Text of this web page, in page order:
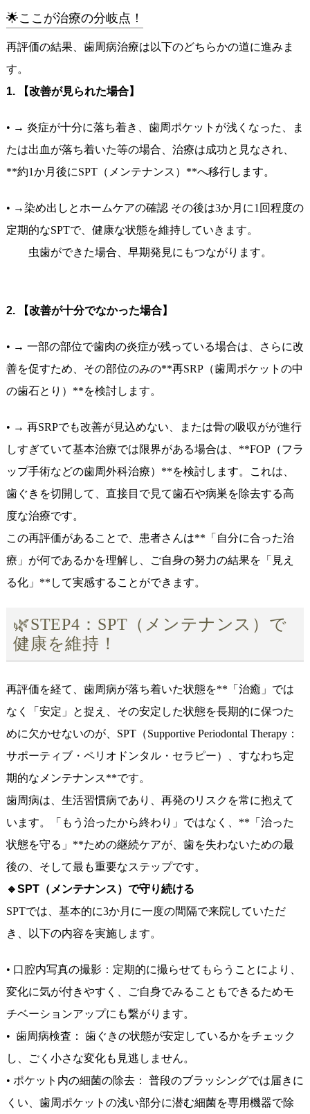
🌟ここが治療の分岐点！
再評価の結果、歯周病治療は以下のどちらかの道に進みま
す。
1. 【改善が見られた場合】
• → 炎症が十分に落ち着き、歯周ポケットが浅くなった、ま
たは出血が落ち着いた等の場合、治療は成功と見なされ、
**約1か月後にSPT（メンテナンス）**へ移行します。
• →染め出しとホームケアの確認 その後は3か月に1回程度の
定期的なSPTで、健康な状態を維持していきます。
虫歯ができた場合、早期発見にもつながります。
2. 【改善が十分でなかった場合】
• → 一部の部位で歯肉の炎症が残っている場合は、さらに改
善を促すため、その部位のみの**再SRP（歯周ポケットの中
の歯石とり）**を検討します。
• → 再SRPでも改善が見込めない、または骨の吸収がが進行
しすぎていて基本治療では限界がある場合は、**FOP（フラ
ップ手術などの歯周外科治療）**を検討します。これは、
歯ぐきを切開して、直接目で見て歯石や病巣を除去する高
度な治療です。
この再評価があることで、患者さんは**「自分に合った治
療」が何であるかを理解し、ご自身の努力の結果を「見え
る化」**して実感することができます。
🌿STEP4：SPT（メンテナンス）で
健康を維持！
再評価を経て、歯周病が落ち着いた状態を**「治癒」では
なく「安定」と捉え、その安定した状態を長期的に保つた
めに欠かせないのが、SPT（Supportive Periodontal Therapy：
サポーティブ・ペリオドンタル・セラピー）、すなわち定
期的なメンテナンス**です。
歯周病は、生活習慣病であり、再発のリスクを常に抱えて
います。「もう治ったから終わり」ではなく、**「治った
状態を守る」**ための継続ケアが、歯を失わないための最
後の、そして最も重要なステップです。
🔹SPT（メンテナンス）で守り続ける
SPTでは、基本的に3か月に一度の間隔で来院していただ
き、以下の内容を実施します。
• 口腔内写真の撮影：定期的に撮らせてもらうことにより、
変化に気が付きやすく、ご自身でみることもできるためモ
チベーションアップにも繋がります。
• 歯周病検査： 歯ぐきの状態が安定しているかをチェック
し、ごく小さな変化も見逃しません。
• ポケット内の細菌の除去： 普段のブラッシングでは届きに
くい、歯周ポケットの浅い部分に潜む細菌を専用機器で除